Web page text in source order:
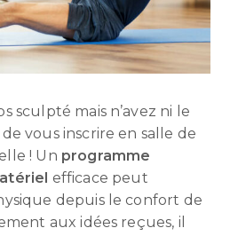
sculpté mais n’avez ni le
vous inscrire en salle de
! Un programme
efficace peut
depuis le confort de
aux idées reçues, il